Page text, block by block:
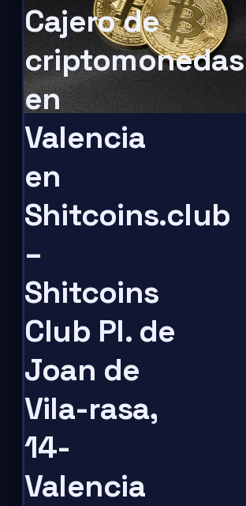
Cajero de
criptomonedas
en
Valencia
en
Shitcoins.club
–
Shitcoins
Club Pl. de
Joan de
Vila-rasa,
14-
Valencia